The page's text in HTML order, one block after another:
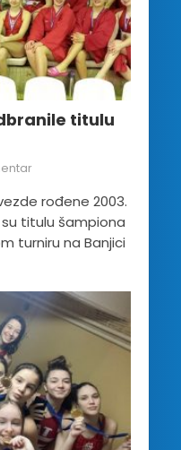
titulu
rođene 2003.
titulu šampiona
turniru na Banjici